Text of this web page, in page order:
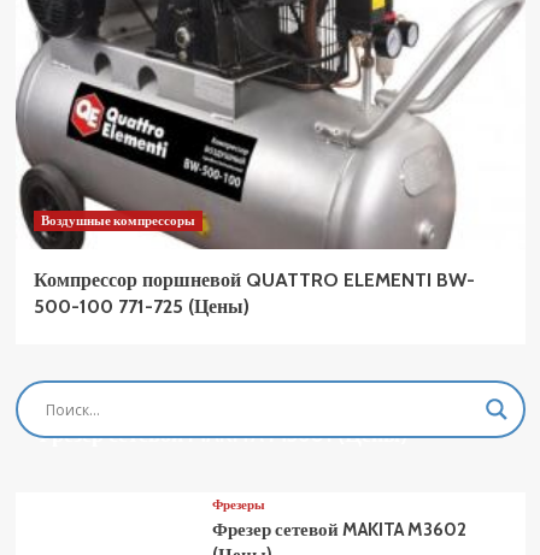
Воздушные компрессоры
Компрессор поршневой QUATTRO ELEMENTI BW-
500-100 771-725 (Цены)
Фрезеры
Фрезер сетевой MAKITA M3601 (Цены)
Фрезеры
Фрезер сетевой MAKITA M3602